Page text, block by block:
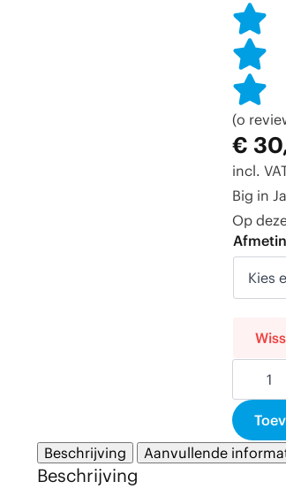
(o
€
€
tot
€
incl.
Big in
Op
Print
Top
2000
aantal
Beschrijving
Aanvullende
Beschrijving